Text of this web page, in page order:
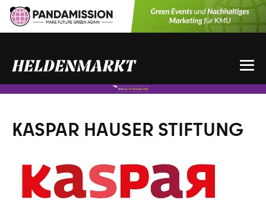
Zum
Inhalt
KASPAR HAUSER STIFTUNG